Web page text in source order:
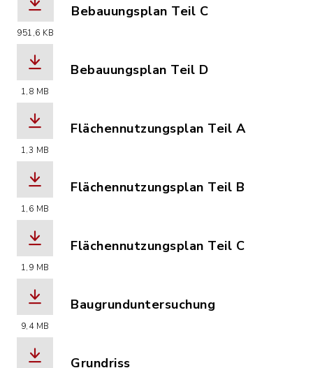
951,6 KB
Bebauungsplan Teil C
1,8 MB
Bebauungsplan Teil D
1,3 MB
Flächennutzungsplan Teil A
1,6 MB
Flächennutzungsplan Teil B
1,9 MB
Flächennutzungsplan Teil C
9,4 MB
Baugrunduntersuchung
Grundriss